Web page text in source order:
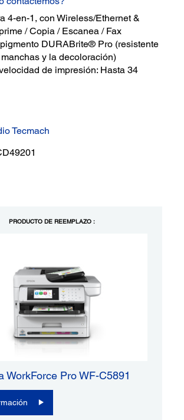
4-en-1, con Wireless/Ethernet &
/ Copia / Escanea / Fax
DURABrite® Pro (resistente
y la decoloración)
de impresión: Hasta 34
Tecmach
PRODUCTO DE REEMPLAZO :
WorkForce Pro WF-C5891